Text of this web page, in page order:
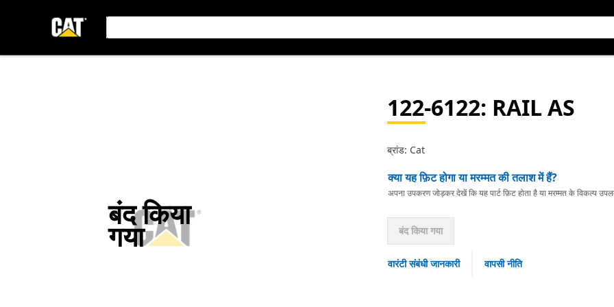
बंद किया
गया
122-6122: RAIL AS
ब्रांड: Cat
क्या यह फ़िट होगा या मरम्मत की तलाश में हैं?
अपना उपकरण जोड़कर देखें कि यह पार्ट फ़िट होता है या मरम्मत के विकल्प
बंद किया गया
वारंटी संबंधी जानकारी वापसी नीति